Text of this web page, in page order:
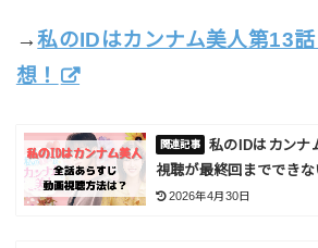
→私のIDはカンナム美人第13
想！
私のIDはカンナ
視聴が最終回まででき
2026年4月30日